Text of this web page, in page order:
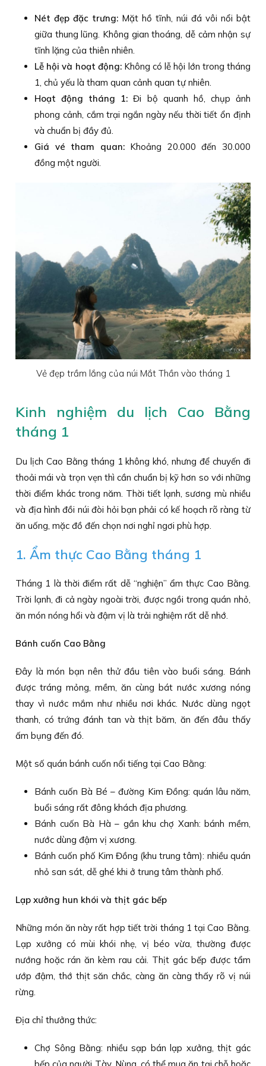
Nét đẹp đặc trưng: Mặt hồ tĩnh, núi đá vôi nổi bật
giữa thung lũng. Không gian thoáng, dễ cảm nhận sự
tĩnh lặng của thiên nhiên.
Lễ hội và hoạt động: Không có lễ hội lớn trong tháng
1, chủ yếu là tham quan cảnh quan tự nhiên.
Hoạt động tháng 1:Đi bộ quanh hồ, chụp ảnh
phong cảnh, cắm trại ngắn ngày nếu thời tiết ổn định
và chuẩn bị đầy đủ.
Giá vé tham quan: Khoảng 20.000 đến 30.000
đồng một người.
Vẻ đẹp trầm lắng của núi Mắt Thần vào tháng 1
Kinh nghiệm du lịch Cao Bằng
tháng 1
Du lịch Cao Bằng tháng 1 không khó, nhưng để chuyến đi
thoải mái và trọn vẹn thì cần chuẩn bị kỹ hơn so với những
thời điểm khác trong năm. Thời tiết lạnh, sương mù nhiều
và địa hình đồi núi đòi hỏi bạn phải có kế hoạch rõ ràng từ
ăn uống, mặc đồ đến chọn nơi nghỉ ngơi phù hợp.
1. Ẩm thực Cao Bằng tháng 1
Tháng 1 là thời điểm rất dễ “nghiện” ẩm thực Cao Bằng.
Trời lạnh, đi cả ngày ngoài trời, được ngồi trong quán nhỏ,
ăn món nóng hổi và đậm vị là trải nghiệm rất dễ nhớ.
Bánh cuốn Cao Bằng
Đây là món bạn nên thử đầu tiên vào buổi sáng. Bánh
được tráng mỏng, mềm, ăn cùng bát nước xương nóng
thay vì nước mắm như nhiều nơi khác. Nước dùng ngọt
thanh, có trứng đánh tan và thịt băm, ăn đến đâu thấy
ấm bụng đến đó.
Một số quán bánh cuốn nổi tiếng tại Cao Bằng:
Bánh cuốn Bà Bé – đường Kim Đồng: quán lâu năm,
buổi sáng rất đông khách địa phương.
Bánh cuốn Bà Hà – gần khu chợ Xanh: bánh mềm,
nước dùng đậm vị xương.
Bánh cuốn phố Kim Đồng (khu trung tâm): nhiều quán
nhỏ san sát, dễ ghé khi ở trung tâm thành phố.
Lạp xưởng hun khói và thịt gác bếp
Những món ăn này rất hợp tiết trời tháng 1 tại Cao Bằng.
Lạp xưởng có mùi khói nhẹ, vị béo vừa, thường được
nướng hoặc rán ăn kèm rau cải. Thịt gác bếp được tẩm
ướp đậm, thớ thịt săn chắc, càng ăn càng thấy rõ vị núi
rừng.
Địa chỉ thưởng thức:
Chợ Sông Bằng: nhiều sạp bán lạp xưởng, thịt gác